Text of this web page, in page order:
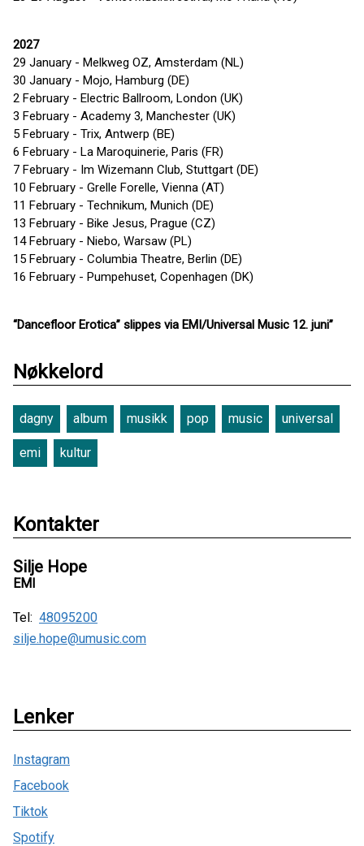
2027
29 January - Melkweg OZ, Amsterdam (NL)
30 January - Mojo, Hamburg (DE)
2 February - Electric Ballroom, London (UK)
3 February - Academy 3, Manchester (UK)
5 February - Trix, Antwerp (BE)
6 February - La Maroquinerie, Paris (FR)
7 February - Im Wizemann Club, Stuttgart (DE)
10 February - Grelle Forelle, Vienna (AT)
11 February - Technikum, Munich (DE)
13 February - Bike Jesus, Prague (CZ)
14 February - Niebo, Warsaw (PL)
15 February - Columbia Theatre, Berlin (DE)
16 February - Pumpehuset, Copenhagen (DK)
“Dancefloor Erotica” slippes via EMI/Universal Music 12. juni”
Nøkkelord
dagny album musikk pop music universal
emi kultur
Kontakter
Silje Hope
EMI
Tel: 48095200
silje.hope@umusic.com
Lenker
Instagram
Facebook
Tiktok
Spotify